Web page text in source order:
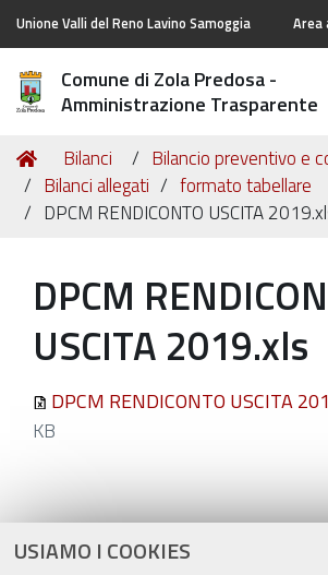
USIAMO I COOKIES
Unione Valli del Reno Lavino Samoggia Area
Comune di Zola Predosa -
Amministrazione Trasparente
Tu
sei
qui:
Home
Bilanci
Bilancio preventivo e
Bilanci allegati
formato tabellare
DPCM RENDICONTO USCITA
DPCM
USCITA 2019.xls
DPCM RENDICONTO USCITA
KB
sul
documento
ultima modifica